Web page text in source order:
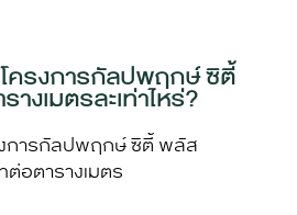
ครงการกัลปพฤกษ์ ซิตี้
งเมตรละเท่าไหร่?
การกัลปพฤกษ์ ซิตี้ พลัส
อตารางเมตร